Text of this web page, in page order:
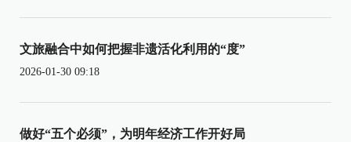
文旅融合中如何把握非遗活化利用的“度”
2026-01-30 09:18
做好“五个必须”，为明年经济工作开好局